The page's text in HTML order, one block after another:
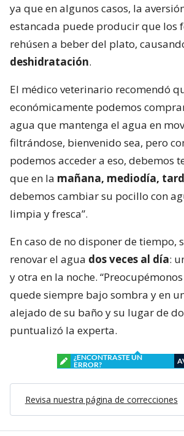
ya que en algunos casos, la
estancada puede producir que los
rehúsen a beber del plato,
deshidratación.
El médico veterinario recomendó
económicamente podemos
agua que mantenga el agua en
filtrándose, bienvenido sea, pero
podemos acceder a eso, debemos
que en la mañana, mediodía,
debemos cambiar su pocillo con
limpia y fresca”.
En caso de no disponer de tiempo,
renovar el agua dos veces al día:
y otra en la noche.
quede siempre bajo sombra y en
alejado de su baño y su lugar de
puntualizó la experta.
¿ENCONTRASTE UN
ERROR?
Revisa nuestra página de correcciones